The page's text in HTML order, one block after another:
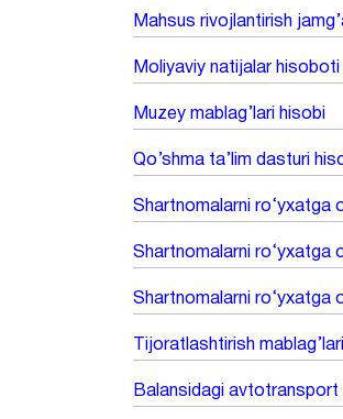
Mahsus rivojlantirish
Moliyaviy natijalar hisoboti
Muzey mablag’lari hisobi
Qo’shma ta’lim dasturi
Shartnomalarni ro‘yxatga
Shartnomalarni ro‘yxatga
Shartnomalarni ro‘yxatga
Tijoratlashtirish
Balansidagi avtotransport